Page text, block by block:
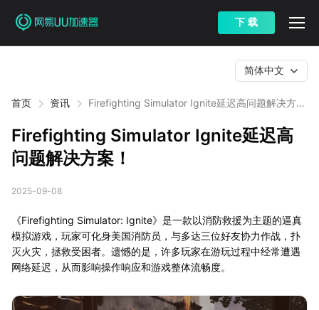
下 载
首页 资讯
Firefighting Simulator Ignite延迟高问题解决方
简体中文
Firefighting Simulator Ignite延迟高
问题解决方案！
2025-09-08
《Firefighting Simulator: Ignite》是一款以消防救援为主题的逼真
模拟游戏，玩家可化身美国消防员，与多达三位好友协力作战，扑
灭火灾，拯救受困者。遗憾的是，许多玩家在游玩过程中经常遭遇
网络延迟，从而影响操作响应和游戏整体流畅度。